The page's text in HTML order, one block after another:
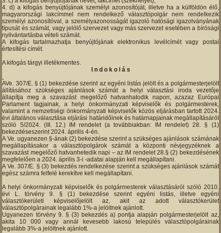
d) a kifogás benyújtójának személyi azonosítóját, illetve ha a külföldön élő,
magyarországi lakcímmel nem rendelkező választópolgár nem rendelkezik
személyi azonosítóval, a személyazonosságát igazoló hatósági igazolványának
típusát és számát, vagy jelölő szervezet vagy más szervezet esetében a bírósági
nyilvántartásba vételi számát.
A kifogás tartalmazhatja benyújtójának elektronikus levélcímét vagy postai
értesítési címét.
A kifogás tárgyi illetékmentes.
I n d o k o l á s
AVe. 307/E. § (1) bekezdése szerint az egyéni listás jelölt és a polgármesterjelölt
állításához szükséges ajánlások számát a helyi választási iroda vezetője
állapítja meg a szavazást megelőző hatvanhatodik napon, azazaz Európai
Parlament tagjainak, a helyi önkormányzati képviselők és polgármesterek,
valamint a nemzetiségi önkormányzati képviselők közös eljárásban tartott 2024.
évi általános választása eljárási határidőinek és határnapjainak megállapításáról
szóló 5/2024. (III. 12.) IM rendelet (a továbbiakban: IM rendelet) 28. § (1)
bekezdéseszerint 2024. április 4-én.
A Ve. ugyanezen §-ának (2) bekezdése szerint a szükséges ajánlások számának
megállapításakor a választópolgárok számát a központi névjegyzéknek a
szavazást megelőző hatvanhetedik napi – az IM rendelet 28.§ (2) bekezdésének
megfelelően a 2024. április 3-i -adatai alapján kell megállapítani.
A Ve. 307/E. § (3) bekezdés rendelkezése szerint a szükséges ajánlások számát
egész számra felfelé kerekítve kell megállapítani.
A helyi önkormányzati képviselők és polgármesterek választásáról szóló 2010.
évi L. törvény 9. § (1) bekezdése szerint egyéni listás, illetve egyéni
választókerületi képviselőjelölt az, akit az adott választókerület
választópolgárainak legalább 1%-a jelöltnek ajánlott.
Ugyanezen törvény 9. § (3) bekezdés a) pontja alapján polgármesterjelölt az,
akita 10 000 vagy annál kevesebb lakosú település választópolgárainak
legalább 3%-a jelöltnek ajánlott.